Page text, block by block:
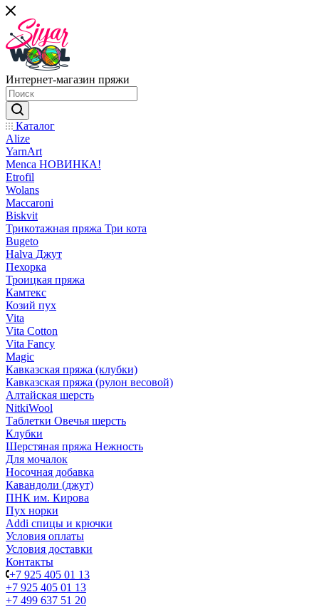
Интернет-магазин пряжи
Каталог
Alize
YarnArt
Menca НОВИНКА!
Etrofil
Wolans
Maccaroni
Biskvit
Трикотажная пряжа Три кота
Bugeto
Halva Джут
Пехорка
Троицкая пряжа
Камтекс
Козий пух
Vita
Vita Cotton
Vita Fancy
Magic
Кавказская пряжа (клубки)
Кавказская пряжа (рулон весовой)
Алтайская шерсть
NitkiWool
Таблетки Овечья шерсть
Клубки
Шерстяная пряжа Нежность
Для мочалок
Носочная добавка
Кавандоли (джут)
ПНК им. Кирова
Пух норки
Addi спицы и крючки
Условия оплаты
Условия доставки
Контакты
+7 925 405 01 13
+7 925 405 01 13
+7 499 637 51 20